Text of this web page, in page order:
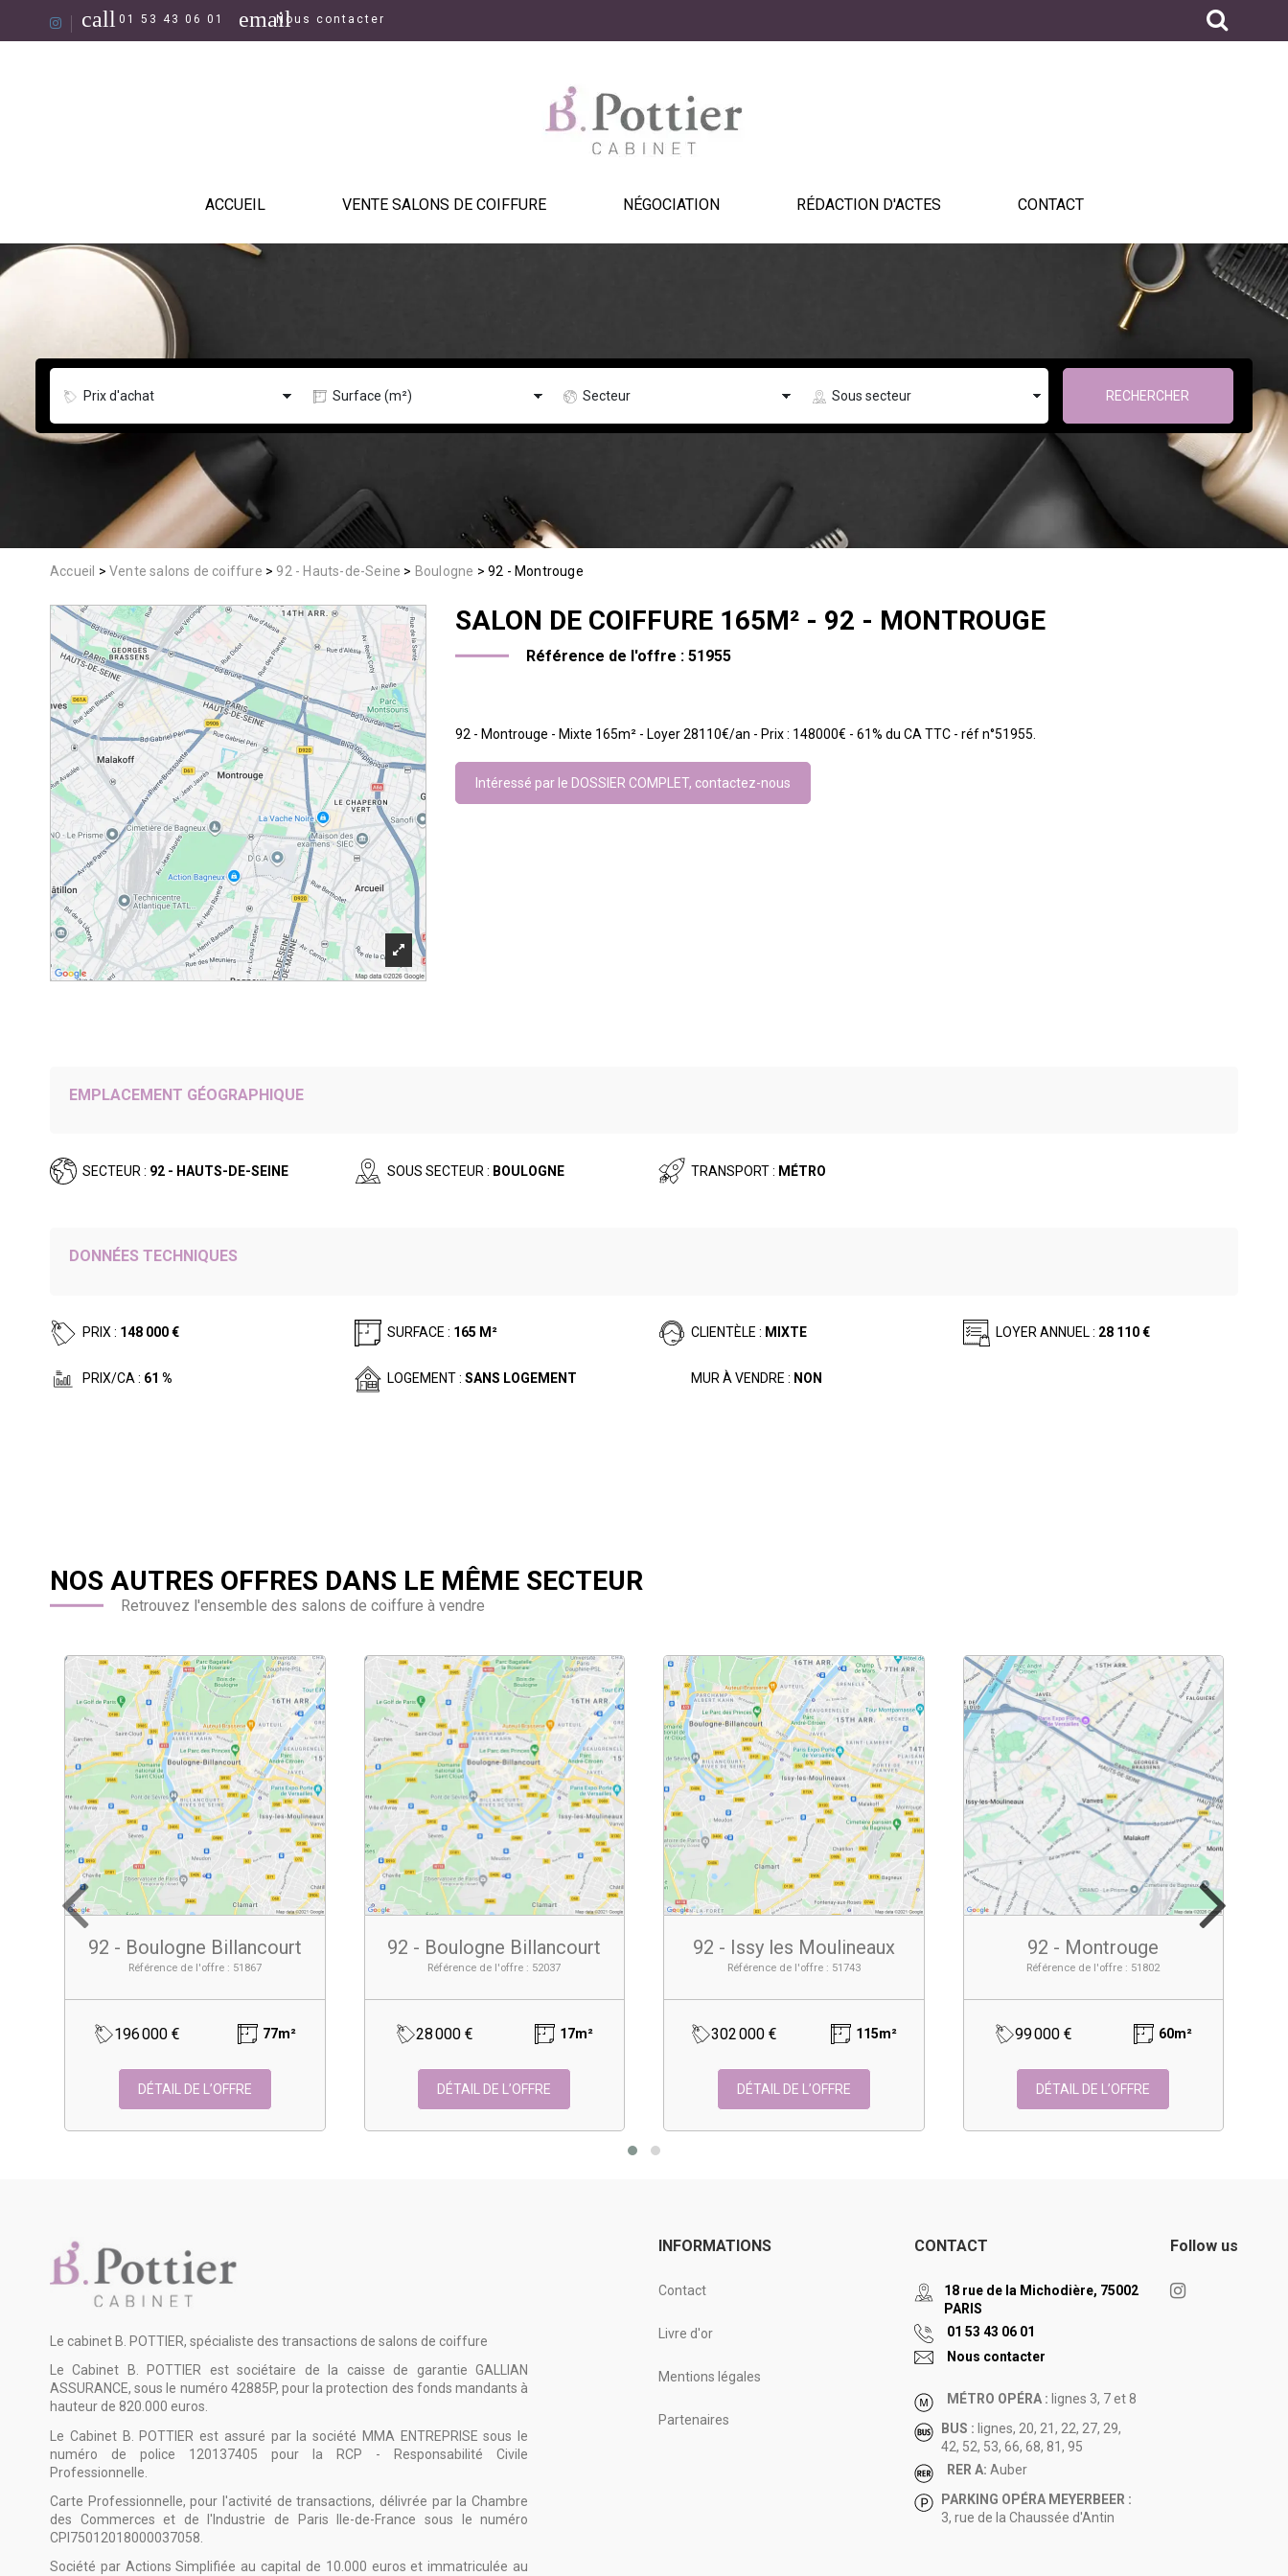
call 01 53 43 06 01 emailNous contacter
ACCUEIL VENTE SALONS DE COIFFURE NÉGOCIATION RÉDACTION D'ACTES CONTACT
Accueil Vente salons de coiffure 92 - Hauts-de-Seine Boulogne 92 - Montrouge
SALON DE COIFFURE 165M² - 92 - MONTROUGE
Référence de l'offre : 51955
92 - Montrouge - Mixte 165m² - Loyer 28110€/an - Prix : 148000€ - 61% du CA TTC - réf n°51955.
Intéressé par le DOSSIER COMPLET, contactez-nous
EMPLACEMENT GÉOGRAPHIQUE
SECTEUR : 92 - HAUTS-DE-SEINE SOUS SECTEUR : BOULOGNE TRANSPORT : MÉTRO
DONNÉES TECHNIQUES
PRIX : 148 000 € SURFACE : 165 M² CLIENTÈLE : MIXTE LOYER ANNUEL : 28 110 €
PRIX/CA : 61 % LOGEMENT : SANS LOGEMENT MUR À VENDRE : NON
NOS AUTRES OFFRES DANS LE MÊME SECTEUR
Retrouvez l'ensemble des salons de coiffure à vendre
92 - Boulogne Billancourt
Référence de l'offre : 51867
196 000 € 77m²
DÉTAIL DE L’OFFRE
92 - Boulogne Billancourt
Référence de l'offre : 52037
28 000 € 17m²
DÉTAIL DE L’OFFRE
92 - Issy les Moulineaux
Référence de l'offre : 51743
302 000 € 115m²
DÉTAIL DE L’OFFRE
92 - Montrouge
Référence de l'offre : 51802
99 000 € 60m²
DÉTAIL DE L’OFFRE
Le cabinet B. POTTIER, spécialiste des transactions de salons de coiffure
Le Cabinet B. POTTIER est sociétaire de la caisse de garantie GALLIAN
ASSURANCE, sous le numéro 42885P, pour la protection des fonds mandants à
hauteur de 820.000 euros.
Le Cabinet B. POTTIER est assuré par la société MMA ENTREPRISE sous le
numéro de police 120137405 pour la RCP - Responsabilité Civile
Professionnelle.
Carte Professionnelle, pour l'activité de transactions, délivrée par la Chambre
des Commerces et de l'Industrie de Paris Ile-de-France sous le numéro
CPI75012018000037058.
Société par Actions Simplifiée au capital de 10.000 euros et immatriculée au
INFORMATIONS
Contact
Livre d'or
Mentions légales
Partenaires
CONTACT
18 rue de la Michodière, 75002
PARIS
01 53 43 06 01
Nous contacter
MÉTRO OPÉRA : lignes 3, 7 et 8
BUS : lignes, 20, 21, 22, 27, 29,
42, 52, 53, 66, 68, 81, 95
RER A:Auber
PARKING OPÉRA MEYERBEER :
3, rue de la Chaussée d'Antin
Follow us